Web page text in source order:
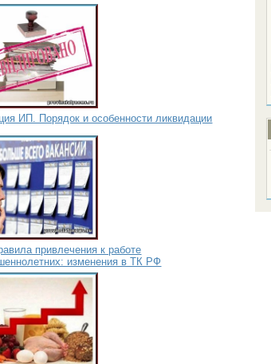
ИП. Порядок и особенности ликвидации
привлечения к работе
изменения в ТК РФ